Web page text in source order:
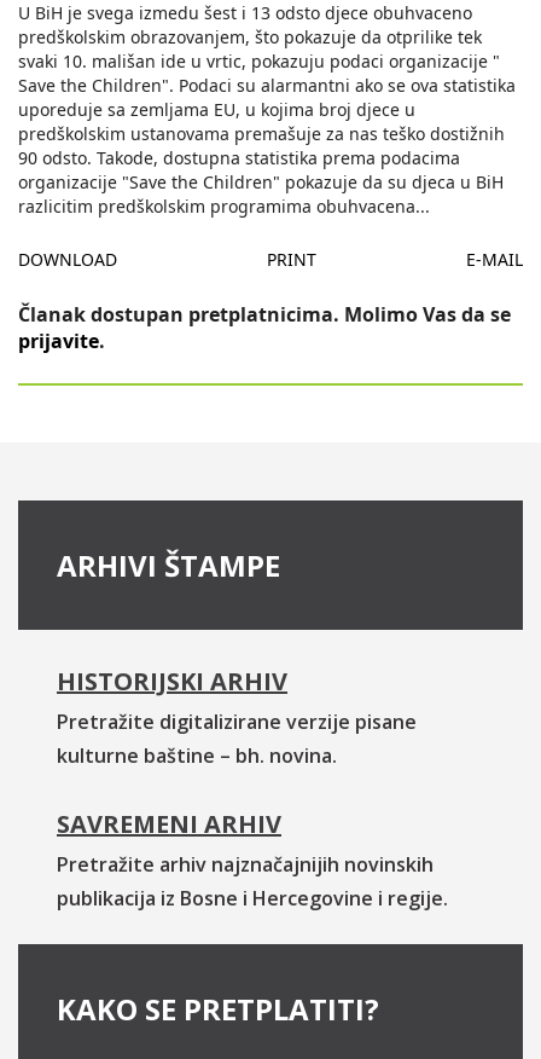
U BiH je svega izmedu šest i 13 odsto djece obuhvaceno
predškolskim obrazovanjem, što pokazuje da otprilike tek
svaki 10. mališan ide u vrtic, pokazuju podaci organizacije "
Save the Children". Podaci su alarmantni ako se ova statistika
uporeduje sa zemljama EU, u kojima broj djece u
predškolskim ustanovama premašuje za nas teško dostižnih
90 odsto. Takode, dostupna statistika prema podacima
organizacije "Save the Children" pokazuje da su djeca u BiH
razlicitim predškolskim programima obuhvacena...
DOWNLOAD PRINT E-MAIL
Članak dostupan pretplatnicima. Molimo Vas da se
prijavite.
ARHIVI ŠTAMPE
HISTORIJSKI ARHIV
Pretražite digitalizirane verzije pisane
kulturne baštine – bh. novina.
SAVREMENI ARHIV
Pretražite arhiv najznačajnijih novinskih
publikacija iz Bosne i Hercegovine i regije.
KAKO SE PRETPLATITI?